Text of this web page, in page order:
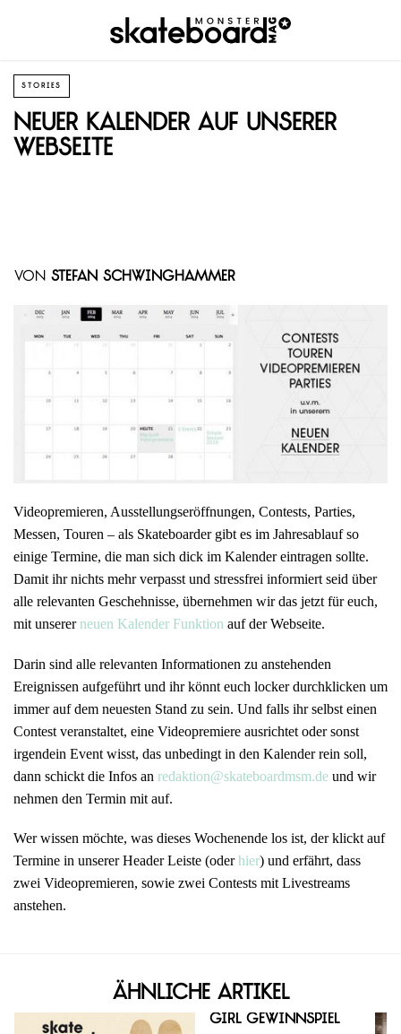
STORIES
Neuer Kalender auf unserer
Webseite
von Stefan Schwinghammer
Videopremieren, Ausstellungseröffnungen, Contests, Parties,
Messen, Touren – als Skateboarder gibt es im Jahresablauf so
einige Termine, die man sich dick im Kalender eintragen sollte.
Damit ihr nichts mehr verpasst und stressfrei informiert seid über
alle relevanten Geschehnisse, übernehmen wir das jetzt für euch,
mit unserer neuen Kalender Funktion auf der Webseite.
Darin sind alle relevanten Informationen zu anstehenden
Ereignissen aufgeführt und ihr könnt euch locker durchklicken um
immer auf dem neuesten Stand zu sein. Und falls ihr selbst einen
Contest veranstaltet, eine Videopremiere ausrichtet oder sonst
irgendein Event wisst, das unbedingt in den Kalender rein soll,
dann schickt die Infos an redaktion@skateboardmsm.de und wir
nehmen den Termin mit auf.
Wer wissen möchte, was dieses Wochenende los ist, der klickt auf
Termine in unserer Header Leiste (oderhier) und erfährt, dass
zwei Videopremieren, sowie zwei Contests mit Livestreams
anstehen.
Ähnliche Artikel
Girl Gewinnspiel